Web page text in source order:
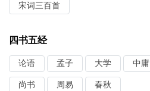
宋词三百首
四书五经
论语 孟子 大学 中庸
尚书 周易 春秋